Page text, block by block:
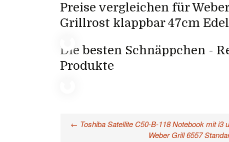
Preise vergleichen für
Grillrost klappbar 47cm
Die besten Schnäppchen -
Produkte
Beitragsnavigation
← Toshiba Satellite C50-B-118 Notebook mit i3
Weber Grill 6557